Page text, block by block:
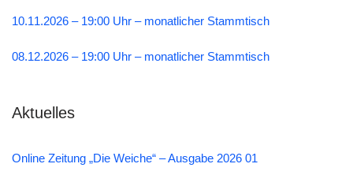
10.11.2026 – 19:00 Uhr – monatlicher Stammtisch
08.12.2026 – 19:00 Uhr – monatlicher Stammtisch
Aktuelles
Online Zeitung „Die Weiche“ – Ausgabe 2026 01